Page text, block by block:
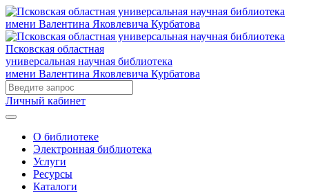
Псковская областная
универсальная научная библиотека
имени Валентина Яковлевича Курбатова
Личный кабинет
О библиотеке
Электронная библиотека
Услуги
Ресурсы
Каталоги